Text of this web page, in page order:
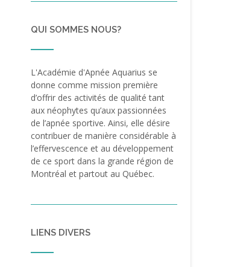
QUI SOMMES NOUS?
L'Académie d'Apnée Aquarius se
donne comme mission première
d’offrir des activités de qualité tant
aux néophytes qu’aux passionnées
de l’apnée sportive. Ainsi, elle désire
contribuer de manière considérable à
l’effervescence et au développement
de ce sport dans la grande région de
Montréal et partout au Québec.
LIENS DIVERS